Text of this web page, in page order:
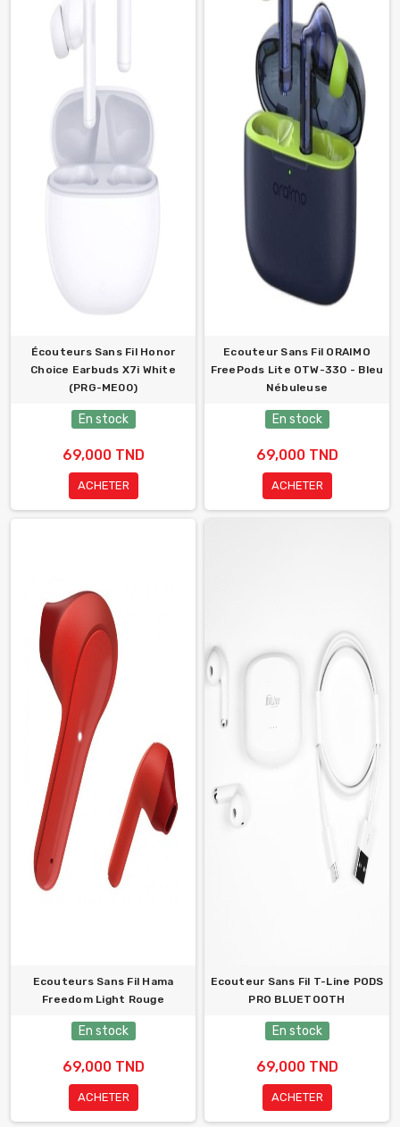
Écouteurs Sans Fil Honor
Choice Earbuds X7i White
(PRG-ME00)
En stock
69,000 TND
ACHETER
Ecouteur Sans Fil ORAIMO
FreePods Lite OTW-330 - Bleu
Nébuleuse
En stock
69,000 TND
ACHETER
Ecouteurs Sans Fil Hama
Freedom Light Rouge
En stock
69,000 TND
ACHETER
Ecouteur Sans Fil T-Line PODS
PRO BLUETOOTH
En stock
69,000 TND
ACHETER